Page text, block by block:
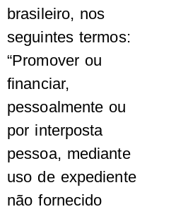
brasileiro, nos
seguintes termos:
“Promover ou
financiar,
pessoalmente ou
por interposta
pessoa, mediante
uso de expediente
não fornecido